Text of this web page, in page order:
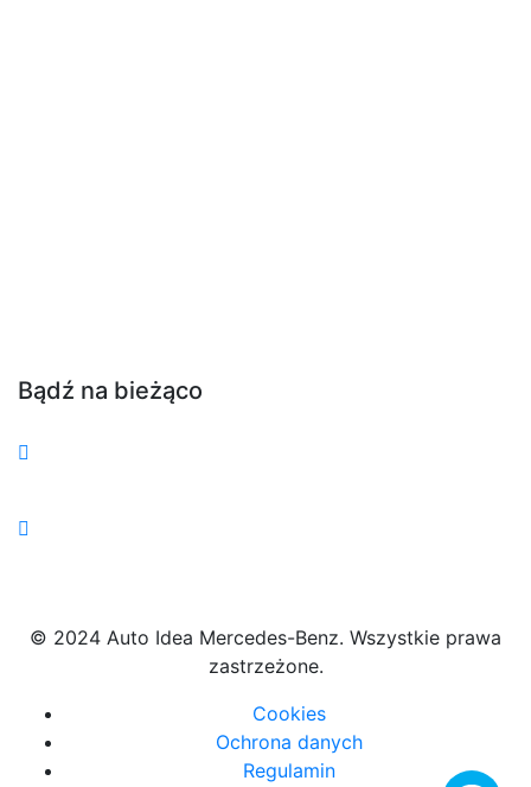
Bądź na bieżąco
© 2024 Auto Idea Mercedes-Benz. Wszystkie prawa
zastrzeżone.
Cookies
Ochrona danych
Regulamin